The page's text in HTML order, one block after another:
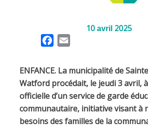
10 avril 2025
e
b
o
o
k
i
l
ENFANCE. La municipalité de
Watford procédait, le jeudi 3 avril,
officielle d’un service de garde
communautaire, initiative visant à
besoins des familles de la